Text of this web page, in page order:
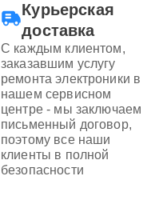
Курьерская
доставка
С каждым клиентом,
заказавшим услугу
ремонта электроники в
нашем сервисном
центре - мы заключаем
письменный договор,
поэтому все наши
клиенты в полной
безопасности